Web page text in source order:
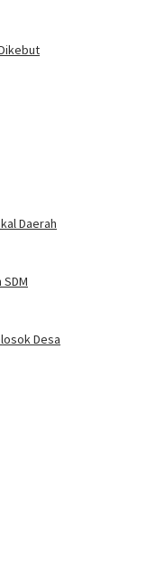
Daerah
Desa